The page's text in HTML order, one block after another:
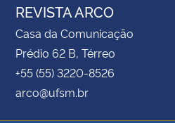
REVISTA ARCO
Casa da Comunicação
Prédio 62 B, Térreo
+55 (55) 3220-8526
arco@ufsm.br